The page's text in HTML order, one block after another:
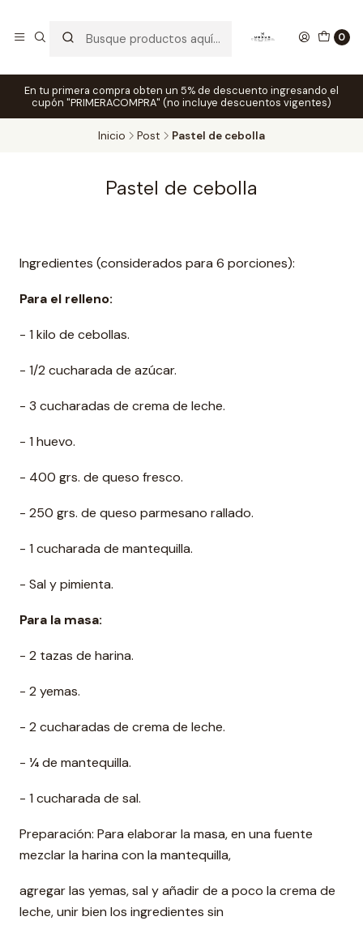
0
En tu primera compra obten un 5% de descuento ingresando el
cupón "PRIMERACOMPRA" (no incluye descuentos vigentes)
Inicio Post Pastel de cebolla
Pastel de cebolla
Ingredientes (considerados para 6 porciones):
Para el relleno:
- 1 kilo de cebollas.
- 1/2 cucharada de azúcar.
- 3 cucharadas de crema de leche.
- 1 huevo.
- 400 grs. de queso fresco.
- 250 grs. de queso parmesano rallado.
- 1 cucharada de mantequilla.
- Sal y pimienta.
Para la masa:
- 2 tazas de harina.
- 2 yemas.
- 2 cucharadas de crema de leche.
- ¼ de mantequilla.
- 1 cucharada de sal.
Preparación: Para elaborar la masa, en una fuente
mezclar la harina con la mantequilla,
agregar las yemas, sal y añadir de a poco la crema de
leche, unir bien los ingredientes sin